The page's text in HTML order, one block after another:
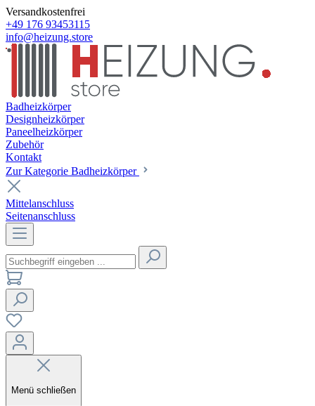
Versandkostenfrei
+49 176 93453115
info@heizung.store
Badheizkörper
Designheizkörper
Paneelheizkörper
Zubehör
Kontakt
Zur Kategorie Badheizkörper
Mittelanschluss
Seitenanschluss
Menü schließen